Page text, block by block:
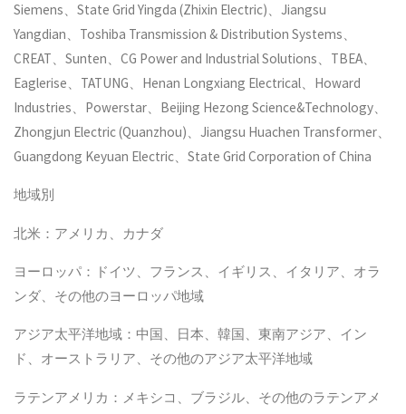
Siemens、State Grid Yingda (Zhixin Electric)、Jiangsu
Yangdian、Toshiba Transmission & Distribution Systems、
CREAT、Sunten、CG Power and Industrial Solutions、TBEA、
Eaglerise、TATUNG、Henan Longxiang Electrical、Howard
Industries、Powerstar、Beijing Hezong Science&Technology、
Zhongjun Electric (Quanzhou)、Jiangsu Huachen Transformer、
Guangdong Keyuan Electric、State Grid Corporation of China
地域別
北米：アメリカ、カナダ
ヨーロッパ：ドイツ、フランス、イギリス、イタリア、オラ
ンダ、その他のヨーロッパ地域
アジア太平洋地域：中国、日本、韓国、東南アジア、イン
ド、オーストラリア、その他のアジア太平洋地域
ラテンアメリカ：メキシコ、ブラジル、その他のラテンアメ